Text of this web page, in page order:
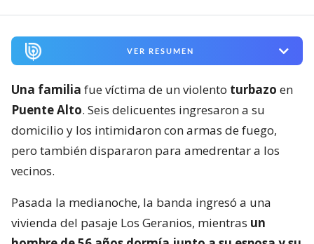
VER RESUMEN
Una familia fue víctima de un violento turbazo en
Puente Alto. Seis delicuentes ingresaron a su
domicilio y los intimidaron con armas de fuego,
pero también dispararon para amedrentar a los
vecinos.
Pasada la medianoche, la banda ingresó a una
vivienda del pasaje Los Geranios, mientras un